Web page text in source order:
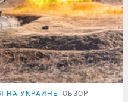
НА УКРАИНЕ ОБЗОР